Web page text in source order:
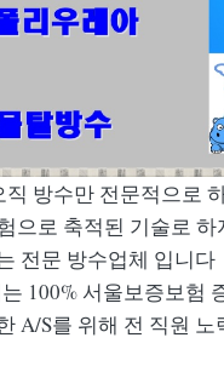
직 방수만 전문적으로
으로 축적된 기술로 하
전문 방수업체 입니다
100% 서울보증보험
A/S를 위해 전 직원 노